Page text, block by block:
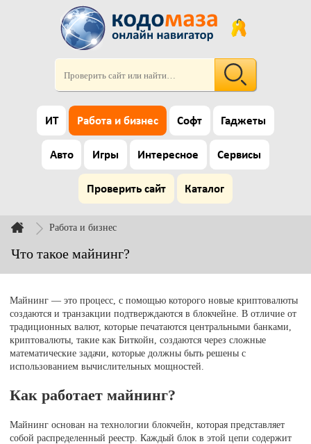
ИТ Работа и бизнес Софт Гаджеты
Авто Игры Интересное Сервисы
Проверить сайт Каталог
Работа и бизнес
Что такое майнинг?
Майнинг — это процесс, с помощью которого новые криптовалюты
создаются и транзакции подтверждаются в блокчейне. В отличие от
традиционных валют, которые печатаются центральными банками,
криптовалюты, такие как Биткойн, создаются через сложные
математические задачи, которые должны быть решены с
использованием вычислительных мощностей.
Как работает майнинг?
Майнинг основан на технологии блокчейн, которая представляет
собой распределенный реестр. Каждый блок в этой цепи содержит